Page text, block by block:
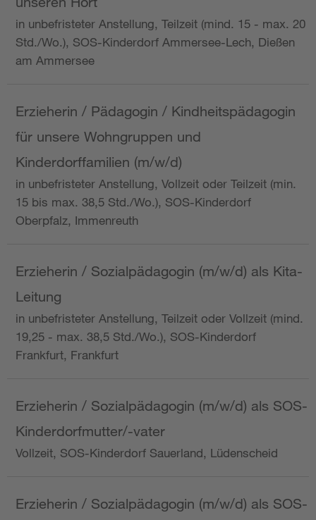
in unbefristeter Anstellung, Teilzeit (mind. 15 - max. 20
Std./Wo.), SOS-Kinderdorf Ammersee-Lech, Dießen
am Ammersee
Erzieherin / Pädagogin / Kindheitspädagogin
für unsere Wohngruppen und
Kinderdorffamilien (m/w/d)
in unbefristeter Anstellung, Vollzeit oder Teilzeit (min.
15 bis max. 38,5 Std./Wo.), SOS-Kinderdorf
Oberpfalz, Immenreuth
Erzieherin / Sozialpädagogin (m/w/d) als Kita-
Leitung
in unbefristeter Anstellung, Teilzeit oder Vollzeit (mind.
19,25 - max. 38,5 Std./Wo.), SOS-Kinderdorf
Frankfurt, Frankfurt
Erzieherin / Sozialpädagogin (m/w/d) als SOS-
Kinderdorfmutter/-vater
Vollzeit, SOS-Kinderdorf Sauerland, Lüdenscheid
Erzieherin / Sozialpädagogin (m/w/d) als SOS-